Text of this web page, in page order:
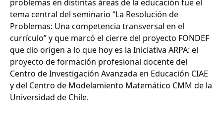
problemas en distintas áreas de la educación fue el
tema central del seminario “La Resolución de
Problemas: Una competencia transversal en el
currículo” y que marcó el cierre del proyecto FONDEF
que dio origen a lo que hoy es la Iniciativa ARPA: el
proyecto de formación profesional docente del
Centro de Investigación Avanzada en Educación CIAE
y del Centro de Modelamiento Matemático CMM de la
Universidad de Chile.